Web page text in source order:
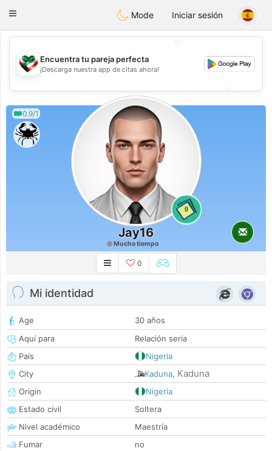
KuwaitChat
Toggle
Mode Iniciar sesión
💖
💕
Encuentra tu pareja perfecta
¡Descarga nuestra app de citas ahora!
0.9/1
0
Jay16
Mucho tiempo
0
Mi identidad
Age
30 años
Aquí para
Relación seria
País
Nigeria
City
Kaduna, Kaduna
Origin
Nigeria
Estado civil
Soltera
Nivel académico
Maestría
Fumar
no